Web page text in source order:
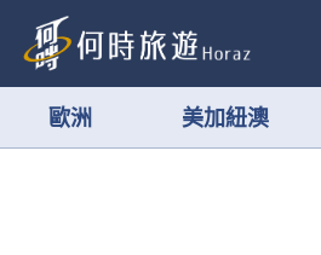
歐洲 美加紐澳